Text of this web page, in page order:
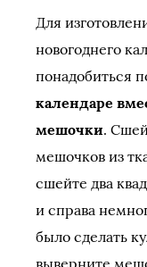
Для
новогоднего
понадобиться
календаре
мешочки.
мешочков из
сшейте два
и справа
было сделать
выверните